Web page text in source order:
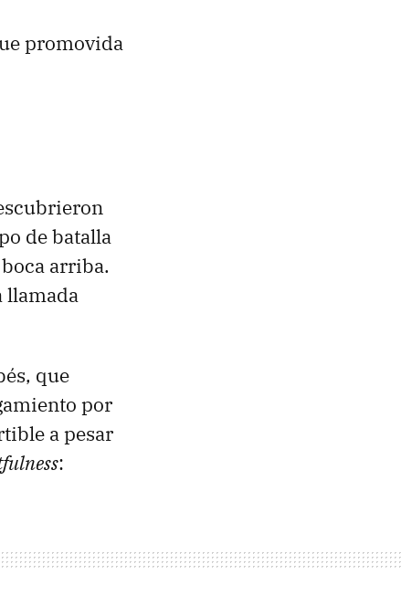
promovida
de batalla
arriba.
llamada
que
por
a pesar
: